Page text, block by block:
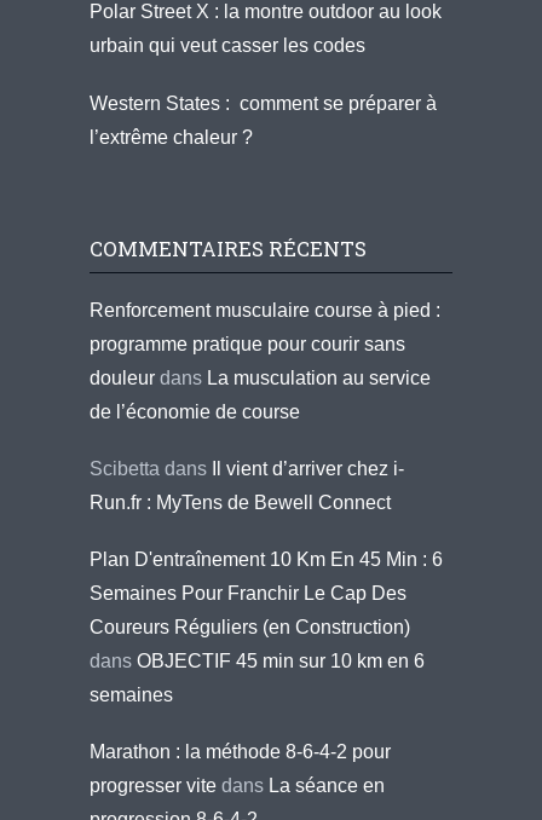
Polar Street X : la montre outdoor au look
urbain qui veut casser les codes
Western States : comment se préparer à
l’extrême chaleur ?
COMMENTAIRES RÉCENTS
Renforcement musculaire course à pied :
programme pratique pour courir sans
douleur dans La musculation au service
de l’économie de course
Scibetta dans
Il vient d’arriver chez i-
Run.fr : MyTens de Bewell Connect
Plan D'entraînement 10 Km En 45 Min : 6
Semaines Pour Franchir Le Cap Des
Coureurs Réguliers (en Construction)
dans OBJECTIF 45 min sur 10 km en 6
semaines
Marathon : la méthode 8-6-4-2 pour
progresser vite dans La séance en